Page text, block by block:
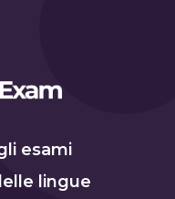
esami
lingue